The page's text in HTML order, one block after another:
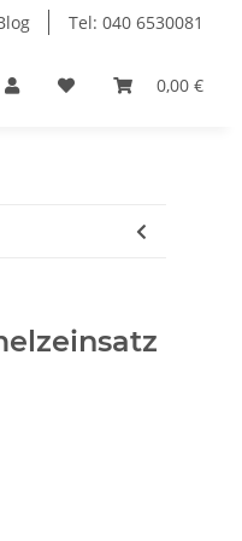
Tel: 040 6530081
0,00 €